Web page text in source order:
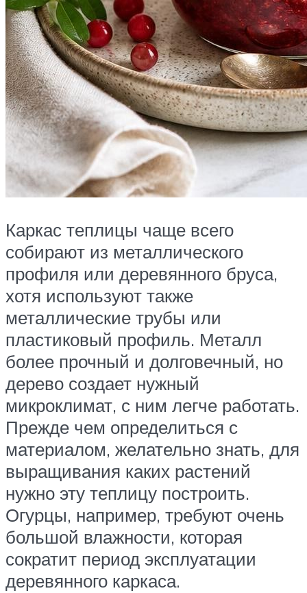
Каркас теплицы чаще всего
собирают из металлического
профиля или деревянного бруса,
хотя используют также
металлические трубы или
пластиковый профиль. Металл
более прочный и долговечный, но
дерево создает нужный
микроклимат, с ним легче работать.
Прежде чем определиться с
материалом, желательно знать, для
выращивания каких растений
нужно эту теплицу построить.
Огурцы, например, требуют очень
большой влажности, которая
сократит период эксплуатации
деревянного каркаса.